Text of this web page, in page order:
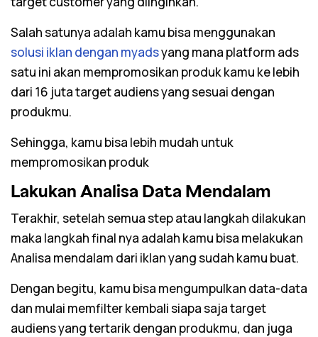
Salah satunya adalah kamu bisa menggunakan
solusi iklan dengan myadsyang mana platform ads
satu ini akan mempromosikan produk kamu ke lebih
dari 16 juta target audiens yang sesuai dengan
produkmu.
Sehingga, kamu bisa lebih mudah untuk
mempromosikan produk
Lakukan Analisa Data Mendalam
Terakhir, setelah semua step atau langkah dilakukan
maka langkahfinal nya adalah kamu bisa melakukan
Analisa mendalam dari iklan yang sudah kamu buat.
Dengan begitu, kamu bisa mengumpulkan data-data
dan mulai memfilter kembali siapa saja target
audiens yang tertarik dengan produkmu, dan juga